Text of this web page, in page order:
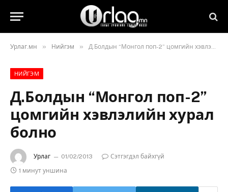
Урлаг.мн » Нийгэм » Д.Болдын “Монгол поп-2” цомгийн хэвлэлийн хурал болно
НИЙГЭМ
Д.Болдын “Монгол поп-2”
цомгийн хэвлэлийн хурал
болно
Урлаг 01/02/2013
Сэтгэгдэл байхгүй
1 минут уншина